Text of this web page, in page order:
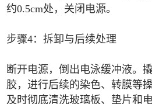
约0.5cm处，关闭电源。
步骤4：拆卸与后续处理
断开电源，倒出电泳缓冲液。
胶，进行后续的染色、转膜等操
及时彻底清洗玻璃板、垫片和